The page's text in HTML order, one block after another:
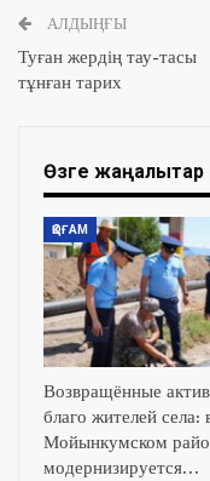
АЛДЫҢҒЫ
Туған жердің тау-тасы
тұнған тарих
Өзге жаңалықтар
ҚОҒАМ
Возвращённые
благо жителей села:
Мойынкумском
модернизируется…